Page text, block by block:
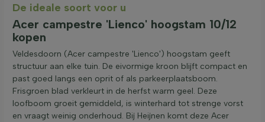
De ideale soort voor u
Acer campestre 'Lienco' hoogstam 10/12
kopen
Veldesdoorn (Acer campestre 'Lienco') hoogstam geeft
structuur aan elke tuin. De eivormige kroon blijft compact en
past goed langs een oprit of als parkeerplaatsboom.
Frisgroen blad verkleurt in de herfst warm geel. Deze
loofboom groeit gemiddeld, is winterhard tot strenge vorst
en vraagt weinig onderhoud. Bij Heijnen komt deze Acer